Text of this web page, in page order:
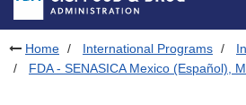
Home International Programs
FDA - SENASICA Mexico (Español),